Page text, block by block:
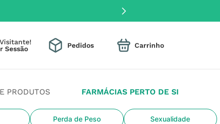
PRODUTOS FARMÁCIAS PERTO DE SI
Perda de Peso Sexualidade
Pedidos